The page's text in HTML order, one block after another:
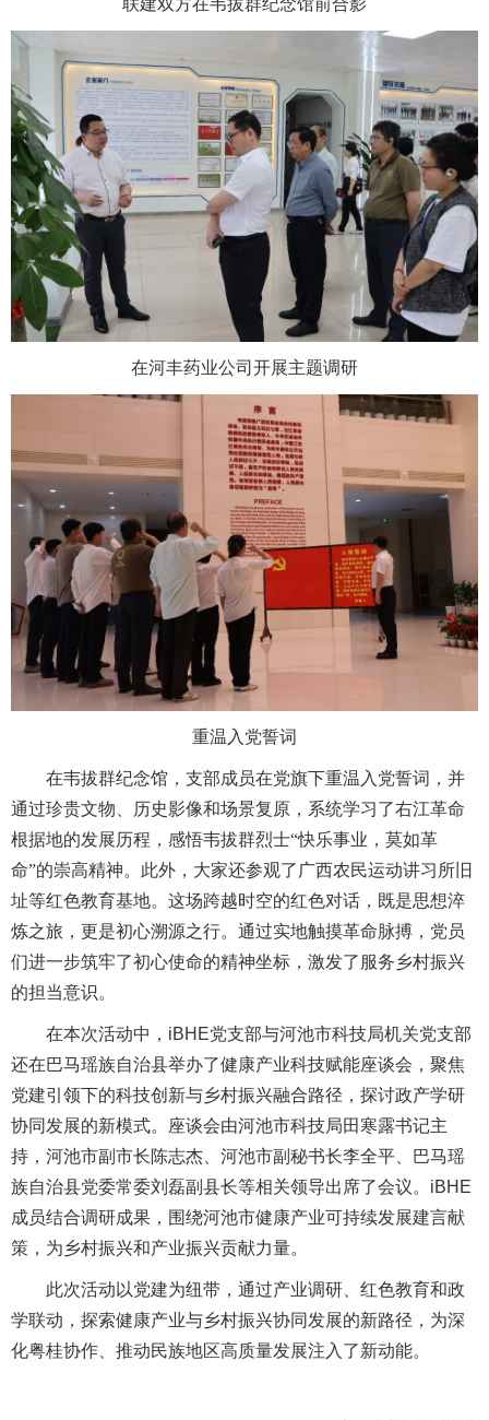
联建双方在韦拔群纪念馆前合影
在河丰药业公司开展主题调研
重温入党誓词
在韦拔群纪念馆，支部成员在党旗下重温入党誓词，并
通过珍贵文物、历史影像和场景复原，系统学习了右江革命
根据地的发展历程，感悟韦拔群烈士“快乐事业，莫如革
命”的崇高精神。此外，大家还参观了广西农民运动讲习所旧
址等红色教育基地。这场跨越时空的红色对话，既是思想淬
炼之旅，更是初心溯源之行。通过实地触摸革命脉搏，党员
们进一步筑牢了初心使命的精神坐标，激发了服务乡村振兴
的担当意识。
在本次活动中，iBHE党支部与河池市科技局机关党支部
还在巴马瑶族自治县举办了健康产业科技赋能座谈会，聚焦
党建引领下的科技创新与乡村振兴融合路径，探讨政产学研
协同发展的新模式。座谈会由河池市科技局田寒露书记主
持，河池市副市长陈志杰、河池市副秘书长李全平、巴马瑶
族自治县党委常委刘磊副县长等相关领导出席了会议。iBHE
成员结合调研成果，围绕河池市健康产业可持续发展建言献
策，为乡村振兴和产业振兴贡献力量。
此次活动以党建为纽带，通过产业调研、红色教育和政
学联动，探索健康产业与乡村振兴协同发展的新路径，为深
化粤桂协作、推动民族地区高质量发展注入了新动能。